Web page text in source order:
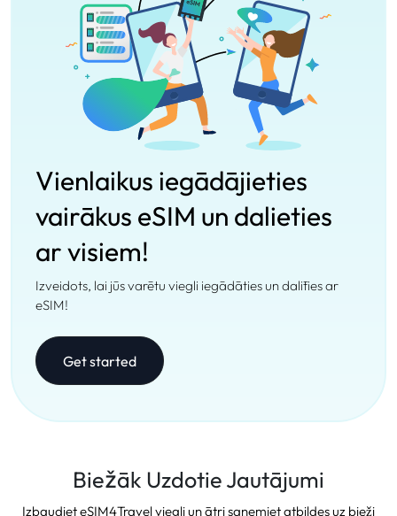
Vienlaikus iegādājieties
vairākus eSIM un dalieties
ar visiem!
Izveidots, lai jūs varētu viegli iegādāties un dalīties ar
eSIM!
Get started
Biežāk Uzdotie Jautājumi
Izbaudiet eSIM4Travel viegli un ātri saņemiet atbildes uz bieži